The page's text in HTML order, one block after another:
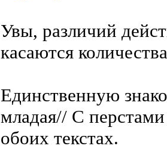
Увы, различий
касаются
Единственную
младая// С
обоих текстах.